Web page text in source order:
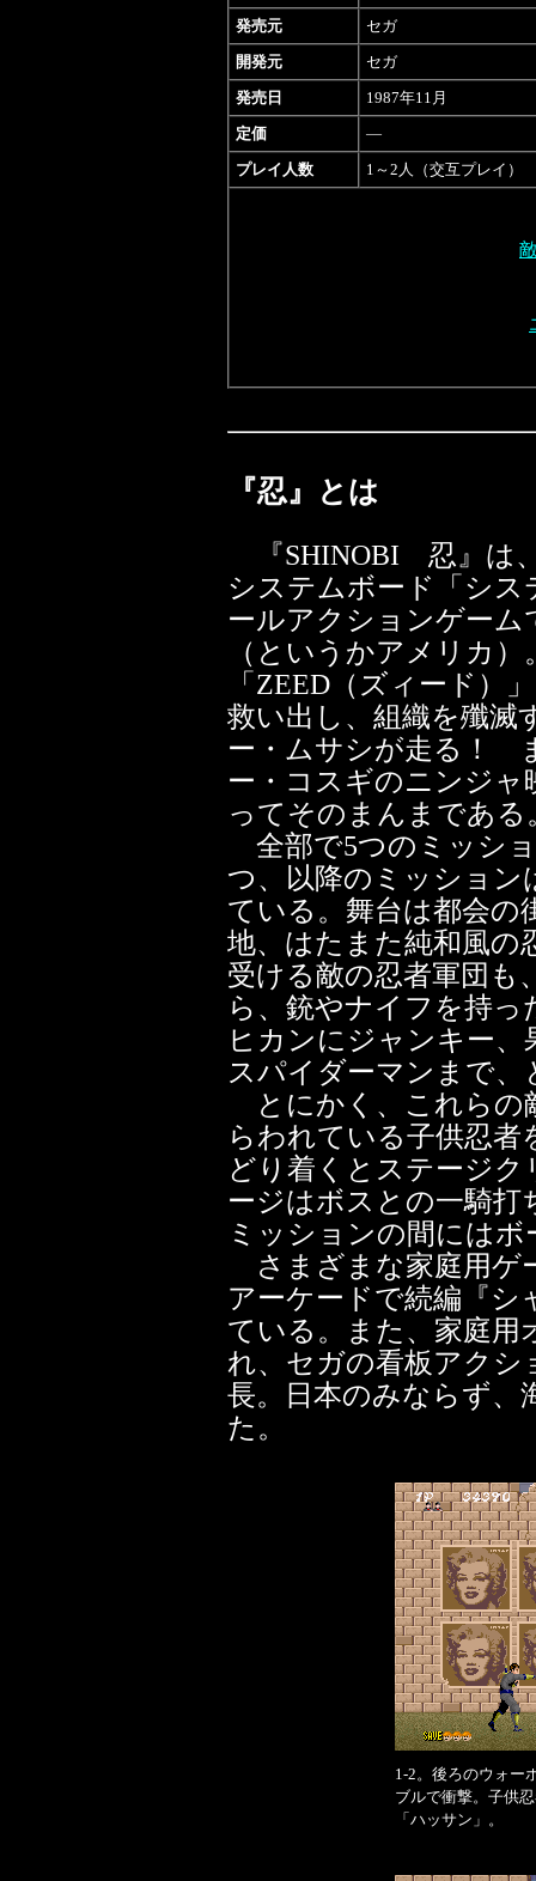
発売元
セガ
開発元
セガ
発売日
1987年11月
定価
―
プレイ人数
1～2人（交互プレイ）
『忍』とは
『SHINOBI 忍』は
システムボード「シス
ールアクションゲーム
（というかアメリカ
「ZEED（ズィード）
救い出し、組織を殲滅
ー・ムサシが走る！
ー・コスギのニンジ
ってそのまんまである
全部で5つのミッシ
つ、以降のミッション
ている。舞台は都会の
地、はたまた純和風の
受ける敵の忍者軍団も
ら、銃やナイフを持
ヒカンにジャンキー
スパイダーマンまで
とにかく、これらの
らわれている子供忍
どり着くとステージ
ージはボスとの一騎
ミッションの間には
さまざまな家庭用ゲ
アーケードで続編『シ
ている。また、家庭用
れ、セガの看板アク
長。日本のみならず、
た。
1-2。後ろのウォー
ブルで衝撃。子供
「ハッサン」。